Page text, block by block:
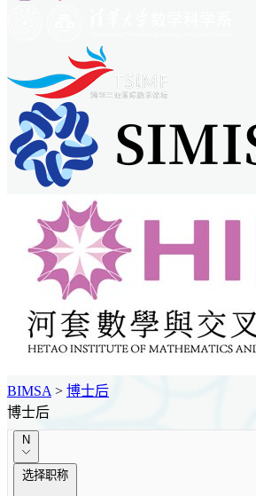
BIMSA > 博士后
博士后
N
选择职称